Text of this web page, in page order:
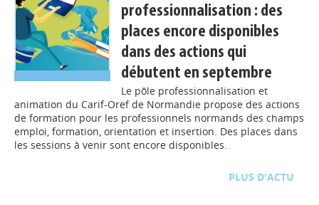
professionnalisation : des
places encore disponibles
dans des actions qui
débutent en septembre
Le pôle professionnalisation et
animation du Carif-Oref de Normandie propose des actions
de formation pour les professionnels normands des champs
emploi, formation, orientation et insertion. Des places dans
les sessions à venir sont encore disponibles.
D'ACTU